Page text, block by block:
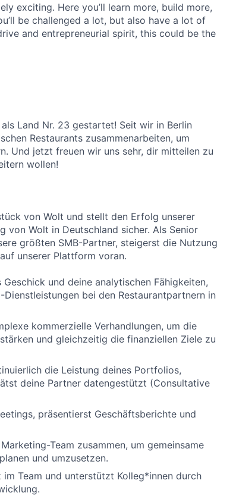
exciting. Here you’ll learn more, build more,
be challenged a lot, but also have a lot of
and entrepreneurial spirit, this could be the
Land Nr. 23 gestartet! Seit wir in Berlin
Restaurants zusammenarbeiten, um
Und jetzt freuen wir uns sehr, dir mitteilen zu
wollen!
von Wolt und stellt den Erfolg unserer
von Wolt in Deutschland sicher. Als Senior
größten SMB-Partner, steigerst die Nutzung
unserer Plattform voran.
und deine analytischen Fähigkeiten,
bei den Restaurantpartnern in
kommerzielle Verhandlungen, um die
und gleichzeitig die finanziellen Ziele zu
die Leistung deines Portfolios,
deine Partner datengestützt (Consultative
präsentierst Geschäftsberichte und
Team zusammen, um gemeinsame
und umzusetzen.
Team und unterstützt Kolleg*innen durch